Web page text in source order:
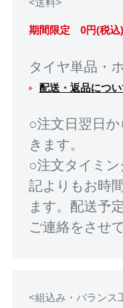
期間限定 0円(税込)
タイヤ単品・
配送・返品につ
○注文日翌日
きます。
○注文タイミ
記よりもお時
ます。配送予
ご連絡をさせ
<組込み・バランス